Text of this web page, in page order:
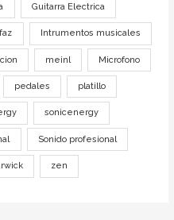
Guitarra Electrica
Intrumentos musicales
meinl Microfono
pedales platillo
sonicenergy
Sonido profesional
zen